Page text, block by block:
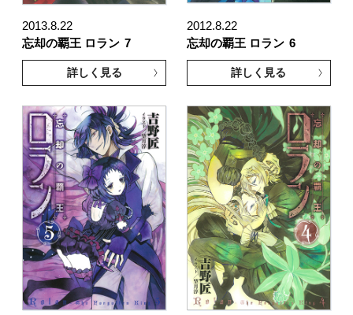
2013.8.22
忘却の覇王 ロラン 7
詳しく見る
2012.8.22
忘却の覇王 ロラン 6
詳しく見る